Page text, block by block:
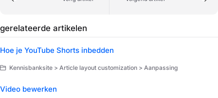
gerelateerde artikelen
Hoe je YouTube Shorts inbedden
Kennisbanksite > Article layout customization > Aanpassing
Video bewerken